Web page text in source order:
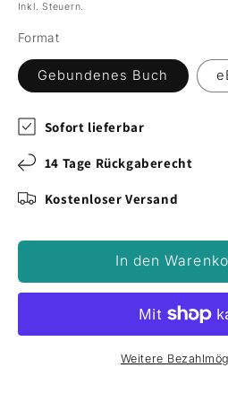
Inkl. Steuern.
Format
Gebundenes Buch
Sofort lieferbar
14 Tage Rückgaberecht
Kostenloser Versand
In den
Weitere